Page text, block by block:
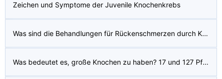
Zeichen und Symptome der Juvenile Knochenkrebs
Was sind die Behandlungen für Rückenschmerzen durch Krebs verursacht
Was bedeutet es, große Knochen zu haben? 17 und 127 Pfund schwere Leute sagen, ich hätte einen großen Knochenbau und möchte unbedingt einen kleineren, aber nicht jeder passt zu meiner Knochenform?